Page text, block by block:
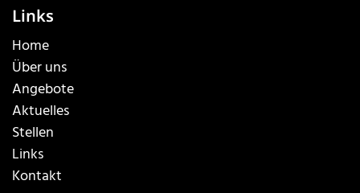
Links
Home
Über uns
Angebote
Aktuelles
Stellen
Links
Kontakt